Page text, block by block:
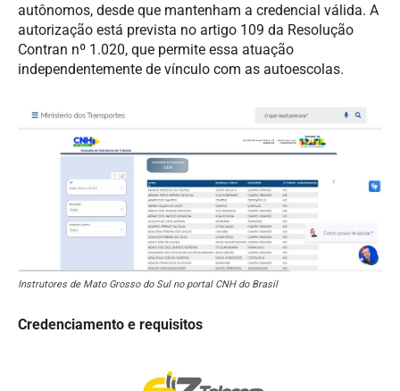
autônomos, desde que mantenham a credencial válida. A
autorização está prevista no artigo 109 da Resolução
Contran nº 1.020, que permite essa atuação
independentemente de vínculo com as autoescolas.
Instrutores de Mato Grosso do Sul no portal CNH do Brasil
Credenciamento e requisitos